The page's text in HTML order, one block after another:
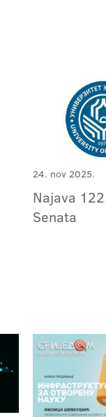
24. nov 2025.
Najava
Senata